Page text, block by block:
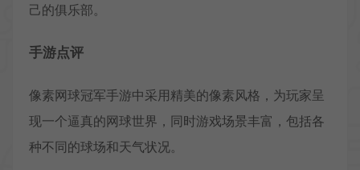
己的俱乐部。
手游点评
像素网球冠军手游中采用精美的像素风格，为玩家呈
现一个逼真的网球世界，同时游戏场景丰富，包括各
种不同的球场和天气状况。